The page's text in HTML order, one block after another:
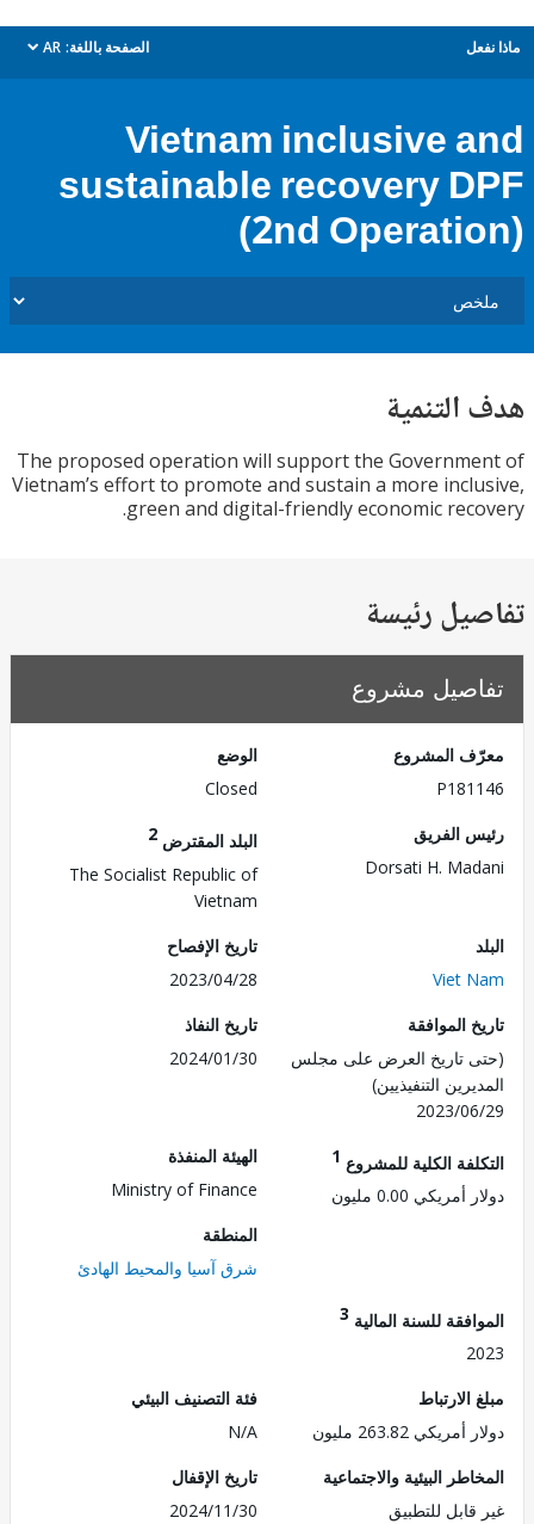
الصفحة باللغة: AR
dropdown
Vietnam inclusive
sustainable recovery
(2nd
The proposed operation will support the
Vietnam’s effort to promote and sustain a more
green and digital-friendly economic
رئيسة
مشروع
المشروع
الفريق
Dorsati H.
البلد المقترض
The Socialist Republic of
Vietnam
Viet
تاريخ الإفصاح
2023/04/28
الموافقة
تاريخ العرض على مجلس
التنفيذيين)
2023/
تاريخ النفاذ
2024/01/30
الكلية للمشروع1
0.00 مليون
الهيئة المنفذة
Ministry of Finance
شرق آسيا والمحيط الهادئ
للسنة المالية3
263.82 مليون
فئة التصنيف البيئي
N/A
البيئية والاجتماعية
للتطبيق
تاريخ الإقفال
2024/11/30